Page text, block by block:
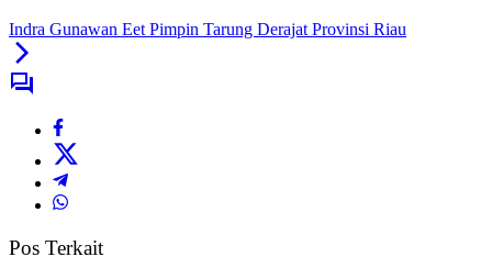
Indra Gunawan Eet Pimpin Tarung Derajat Provinsi Riau
Pos Terkait